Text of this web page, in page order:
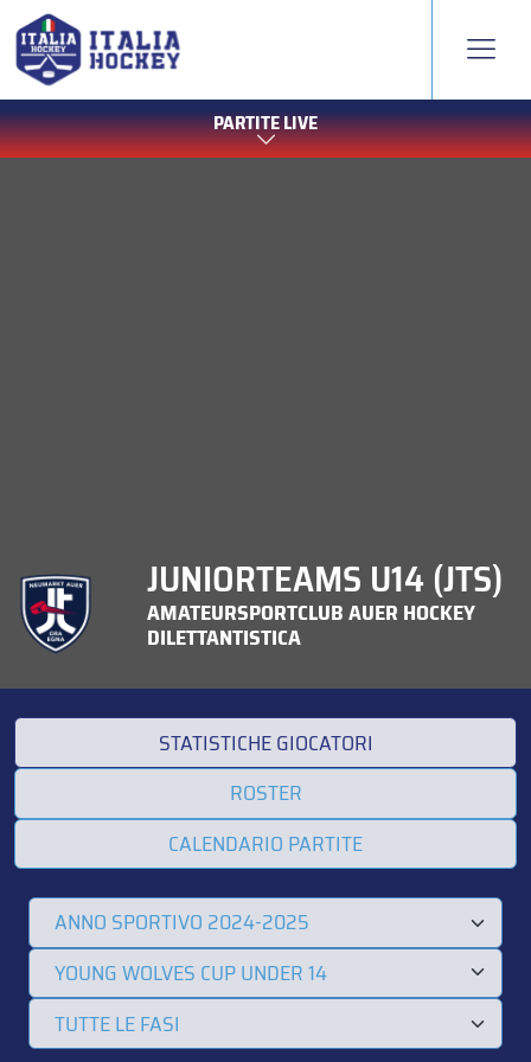
PARTITE LIVE
JUNIORTEAMS U14 (JTS)
AMATEURSPORTCLUB AUER HOCKEY
DILETTANTISTICA
STATISTICHE GIOCATORI
ROSTER
CALENDARIO PARTITE